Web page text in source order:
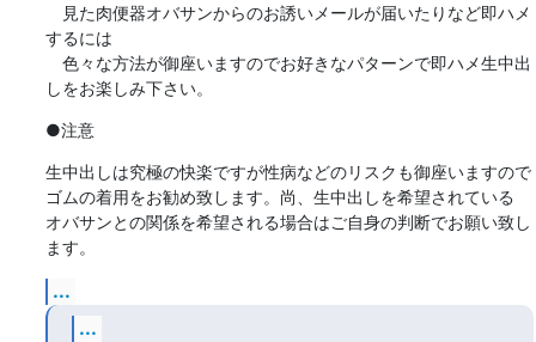
見た肉便器オバサンからのお誘いメールが届いたりなど即ハメ
するには
色々な方法が御座いますのでお好きなパターンで即ハメ生中出
しをお楽しみ下さい。
●注意
生中出しは究極の快楽ですが性病などのリスクも御座いますので
ゴムの着用をお勧め致します。尚、生中出しを希望されている
オバサンとの関係を希望される場合はご自身の判断でお願い致し
ます。
...
...